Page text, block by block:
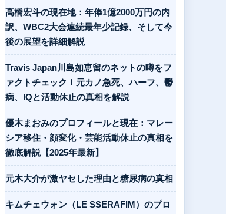
高橋宏斗の現在地：年俸1億2000万円の内
訳、WBC2大会連続最年少記録、そして今
後の展望を詳細解説
Travis Japan川島如恵留のネットの噂をフ
ァクトチェック！元カノ急死、ハーフ、鬱
病、IQと活動休止の真相を解説
優木まおみのプロフィールと現在：マレー
シア移住・顔変化・芸能活動休止の真相を
徹底解説【2025年最新】
元木大介が激ヤセした理由と糖尿病の真相
キムチェウォン（LE SSERAFIM）のプロ